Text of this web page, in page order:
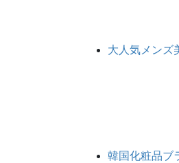
大人気メンズ
韓国化粧品ブ